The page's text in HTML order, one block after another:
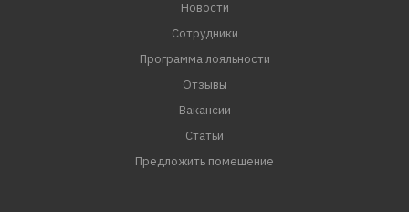
Новости
Сотрудники
Программа лояльности
Отзывы
Вакансии
Статьи
Предложить помещение